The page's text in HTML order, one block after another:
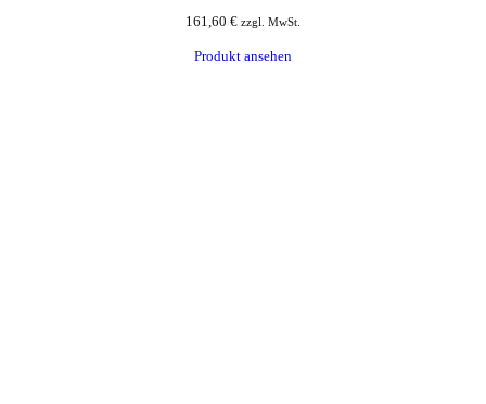
161,60 € zzgl. MwSt.
Produkt ansehen